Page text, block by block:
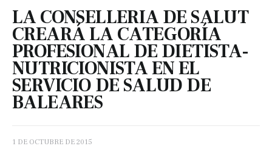
LA CONSELLERIA DE SALUT
CREARÁ LA CATEGORÍA
PROFESIONAL DE DIETISTA-
NUTRICIONISTA EN EL
SERVICIO DE SALUD DE
BALEARES
1 DE OCTUBRE DE 2015